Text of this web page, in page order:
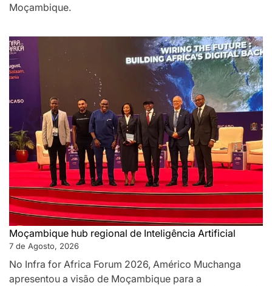
Moçambique.
Moçambique hub regional de Inteligência Artificial
7 de Agosto, 2026
No Infra for Africa Forum 2026, Américo Muchanga
apresentou a visão de Moçambique para a